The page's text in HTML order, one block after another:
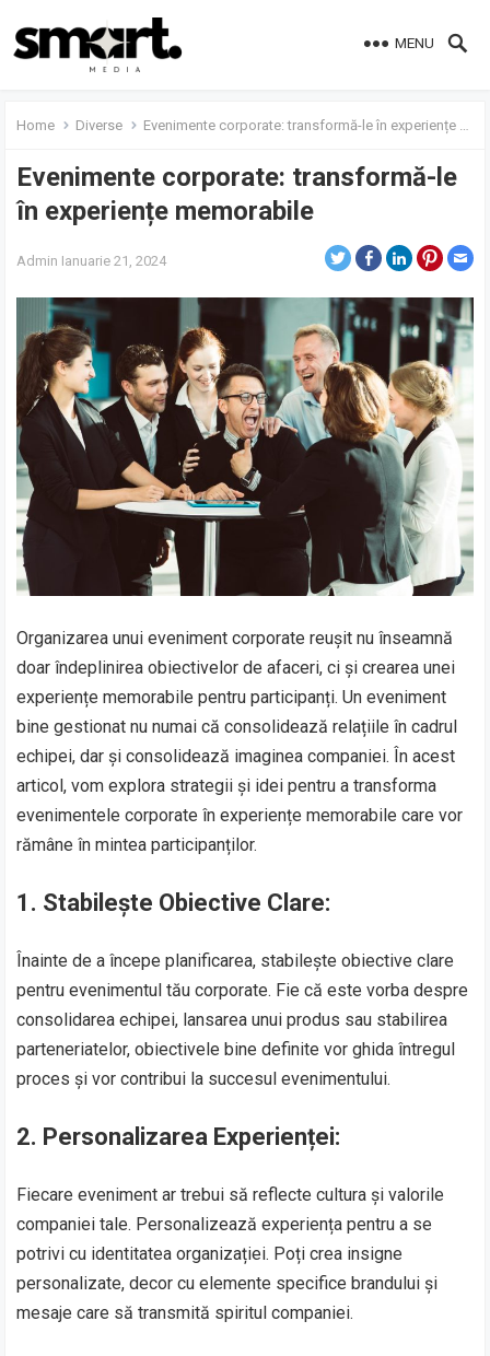
MENU
Home Diverse Evenimente corporate: transformă-le în experiențe memorabile
Evenimente corporate: transformă-le
în experiențe memorabile
Admin Ianuarie 21, 2024
Organizarea unui eveniment corporate reușit nu înseamnă
doar îndeplinirea obiectivelor de afaceri, ci și crearea unei
experiențe memorabile pentru participanți. Un eveniment
bine gestionat nu numai că consolidează relațiile în cadrul
echipei, dar și consolidează imaginea companiei. În acest
articol, vom explora strategii și idei pentru a transforma
evenimentele corporate în experiențe memorabile care vor
rămâne în mintea participanților.
1. Stabilește Obiective Clare:
Înainte de a începe planificarea, stabilește obiective clare
pentru evenimentul tău corporate. Fie că este vorba despre
consolidarea echipei, lansarea unui produs sau stabilirea
parteneriatelor, obiectivele bine definite vor ghida întregul
proces și vor contribui la succesul evenimentului.
2. Personalizarea Experienței:
Fiecare eveniment ar trebui să reflecte cultura și valorile
companiei tale. Personalizează experiența pentru a se
potrivi cu identitatea organizației. Poți crea insigne
personalizate, decor cu elemente specifice brandului și
mesaje care să transmită spiritul companiei.